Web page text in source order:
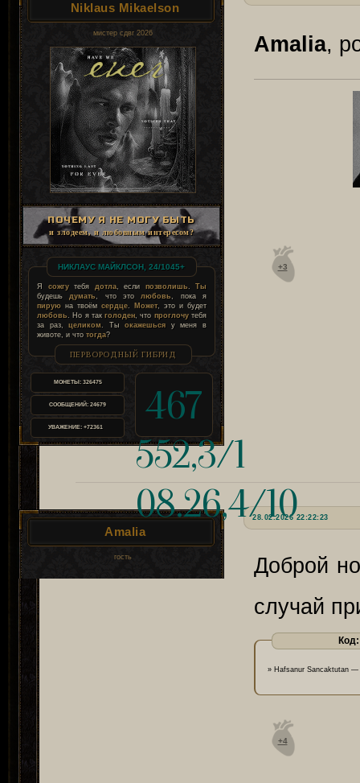
Niklaus Mikaelson
мистер сдвг 2026
ПОЧЕМУ Я НЕ МОГУ БЫТЬ
и злодеем, и любовным интересом?
НИКЛАУС МАЙКЛСОН, 24/1045+
Я сожгутебя дотла, если позволишь. Ты
будешьдумать, что этолюбовь, пока я
пирую на твоём сердце. Может, это и будет
любовь. Но я такголоден, что проглочутебя
за раз,целиком. Ты окажешьсяу меня в
животе, и что тогда?
ПЕРВОРОДНЫЙ ГИБРИД
МОНЕТЫ:326475
СООБЩЕНИЙ: 24679
УВАЖЕНИЕ: +72361
467
552,3/1
08.26,4/10
Amalia,
+3
28.02.2026 22:22:23
Amalia
гость
Доброй
случай
Код:
» Hafsanur Sancaktutan —
+4